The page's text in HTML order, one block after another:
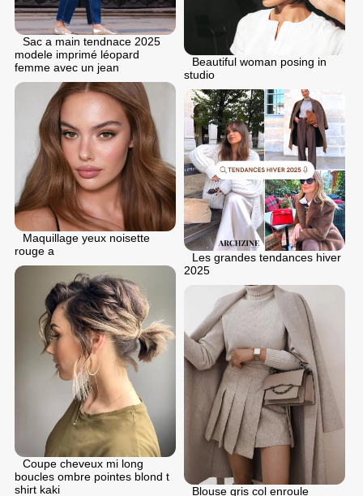
Sac a main tendnace 2025
modele imprimé léopard
femme avec un jean
Beautiful woman posing in
studio
Maquillage yeux noisette
rouge a
Les grandes tendances hiver
2025
Coupe cheveux mi long
boucles ombre pointes blond t
shirt kaki
Blouse gris col enroule